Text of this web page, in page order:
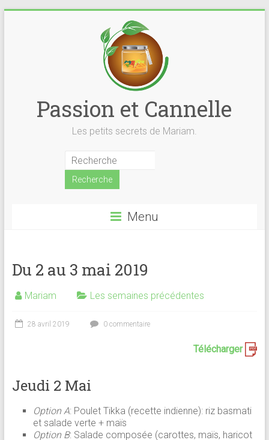
Passion et Cannelle
Les petits secrets de Mariam.
Menu
Du 2 au 3 mai 2019
Mariam Les semaines précédentes
28 avril 2019 0 commentaire
Télécharger
Jeudi 2 Mai
Option A: Poulet Tikka (recette indienne): riz basmati
et salade verte + maïs
Option B: Salade composée (carottes, maïs, haricot